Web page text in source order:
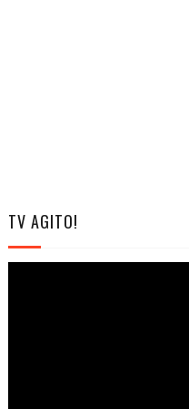
TV AGITO!